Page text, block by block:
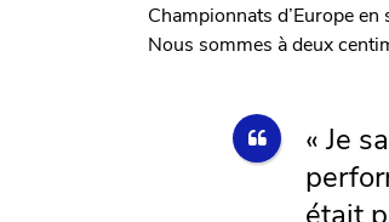
Championnats d’Europe
Nous sommes à deux
« Je
était